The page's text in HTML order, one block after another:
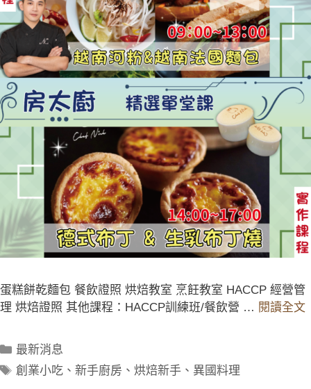
蛋糕餅乾麵包 餐飲證照 烘焙教室 烹飪教室 HACCP 經營管
理 烘焙證照 其他課程：HACCP訓練班/餐飲營 … 閱讀全文
最新消息
創業小吃 、新手廚房 、烘焙新手 、 異國料理